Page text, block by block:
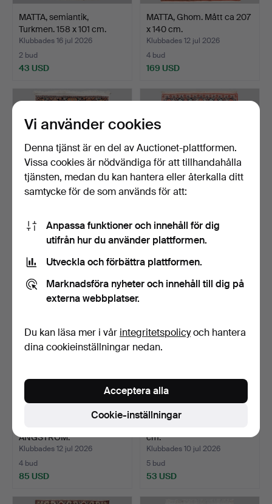
MATTA, semiantik,
Turkmen. 158 x 101 cm.
Klubbades 16 jul 2026
2 bud
43 USD
MATTA, Ghom. Mått ca 207
x 140 cm.
Klubbades 12 jul 2026
4 bud
169 USD
MATTA, orientalisk,
silkesinslag. 190 x 12…
Klubbades 12 jul 2026
11 bud
MATTA, Ghom, 150 x 105
Klubbades 12 jul 2026
13 bud
ÅNGSTRÖM.
Rölakanmatta. 135 x…
Klubbades 12 jul 2026
4 bud
85 USD
cm.
Klubbades 10 jul 2026
5 bud
53 USD
Vi använder cookies
Denna tjänst är en del av Auctionet-plattformen.
Vissa cookies är nödvändiga för att tillhandahålla
tjänsten, medan du kan hantera eller återkalla ditt
samtycke för de som används för att:
Anpassa funktioner och innehåll för dig
utifrån hur du använder plattformen.
Utveckla och förbättra plattformen.
Marknadsföra nyheter och innehåll till dig på
externa webbplatser.
Du kan läsa mer i vår integritetspolicyoch hantera
dina cookieinställningar nedan.
Cookie-inställningar
Acceptera alla